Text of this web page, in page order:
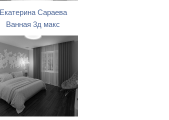
Екатерина Сараева
Ванная 3д макс